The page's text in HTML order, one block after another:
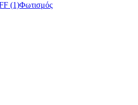
Φωτισμός